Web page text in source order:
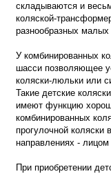
складываются и
коляской-
разнообразных
У комбинированных
шасси позволяющее
коляски-люльки или
Такие детские
имеют функцию
комбинированных
прогулочной коляски
направлениях -
При приобретении